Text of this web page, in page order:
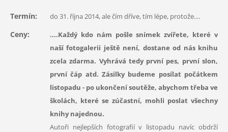
Termín: do 31. října 2014, ale čím dříve, tím lépe, protože....
Ceny:
....Každý kdo nám pošle snímek zvířete, které v
naší fotogalerii ještě není, dostane od nás knihu
zcela zdarma. Vyhrává tedy první pes, první slon,
první čáp atd. Zásilky budeme posílat počátkem
listopadu - po ukončení soutěže, abychom třeba ve
školách, které se zúčastní, mohli poslat všechny
knihy najednou.
Autoři nejlepších fotografií v listopadu navíc obdrží